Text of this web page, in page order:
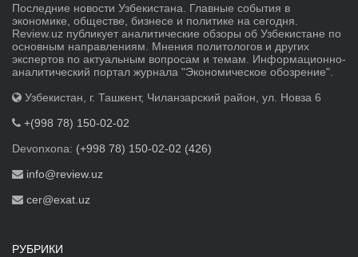
Последние новости Узбекистана. Главные события в
экономике, обществе, бизнесе и политике на сегодня.
Review.uz публикует аналитические обзоры об Узбекистане по
основным направлениям. Мнения политологов и других
экспертов по актуальным вопросам и темам. Информационно-
аналитический портал журнала "Экономическое обозрение".
Узбекистан, г. Ташкент, Чиланзарский район, ул. Новза 6
+(998 78) 150-02-02
Devonxona: (+998 78) 150-02-02 (426)
info@review.uz
cer@exat.uz
РУБРИКИ